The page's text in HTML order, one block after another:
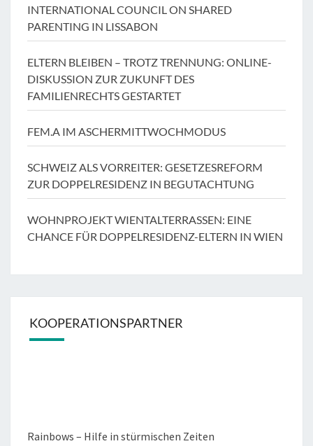
INTERNATIONAL COUNCIL ON SHARED
PARENTING IN LISSABON
ELTERN BLEIBEN – TROTZ TRENNUNG: ONLINE-
DISKUSSION ZUR ZUKUNFT DES
FAMILIENRECHTS GESTARTET
FEM.A IM ASCHERMITTWOCHMODUS
SCHWEIZ ALS VORREITER: GESETZESREFORM
ZUR DOPPELRESIDENZ IN BEGUTACHTUNG
WOHNPROJEKT WIENTALTERRASSEN: EINE
CHANCE FÜR DOPPELRESIDENZ-ELTERN IN WIEN
KOOPERATIONSPARTNER
Rainbows – Hilfe in stürmischen Zeiten